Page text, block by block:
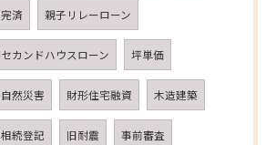
完済 親子リレーローン
セカンドハウスローン 坪単価
自然災害 財形住宅融資 木造建築
相続登記 旧耐震 事前審査